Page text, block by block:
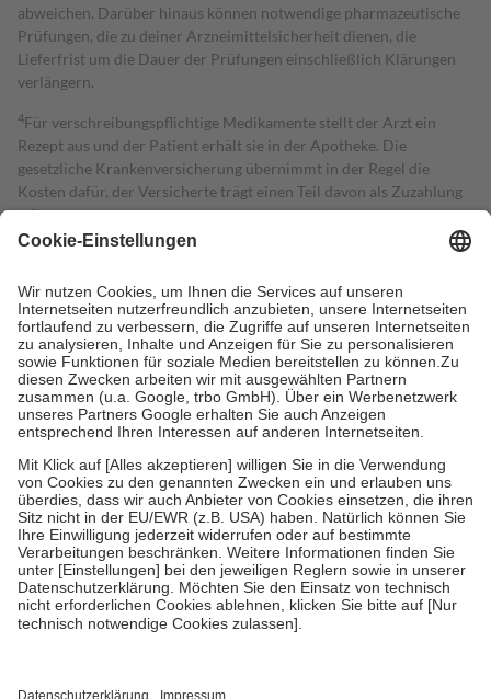
abweichen. Darüber hinaus können notwendige pharmazeutische
Prüfungen, die zu deiner Arzneimittelsicherheit dienen, die
Lieferfrist um die Dauer der Prüfungen einschließlich Klärungen
verlängern.
4Für verschreibungspflichtige Medikamente stellt der Arzt ein
Rezept aus und der Patient erhält sie in der Apotheke. Die
gesetzliche Krankenversicherung übernimmt in der Regel die
Kosten dafür, der Versicherte trägt einen Teil davon als Zuzahlung
mit.
Grundsätzlich leisten Mitglieder Zuzahlungen in Höhe von zehn
höchstens zehn Euro.
Es sind jedoch nie mehr als die tatsächlichen
Kosten der Leistung zu entrichten.
Diese Regeln gelten grundsätzlich auch für Online-Apotheken.
Bei Heilmitteln und häuslicher Krankenpflege beträgt die
Zuzahlung zehn Prozent der Kosten sowie zehn Euro je
Verordnung.
Um das Engagement der Versicherten für ihre eigene Gesundheit zu
stärken und die besondere Stellung der Familie zu unterstützen,
fallenkeine Zuzahlungenan bei:
• Kindern und Jugendlichen bis zum vollendeten 18. Lebensjahr
mit Ausnahme der Fahrkosten
• Untersuchungen zur Vorsorge und Früherkennung, die von der
GKV getragen werden
• empfohlenen Schutzimpfungen
• Harn- und Blutteststreifen
getroffen, um sicherzustellen, dass es sich um echte Bewertungen